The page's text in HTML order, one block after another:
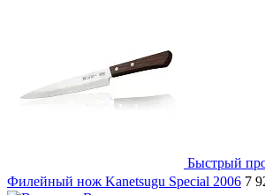
Быстрый
Филейный нож Kanetsugu Special 2006 7